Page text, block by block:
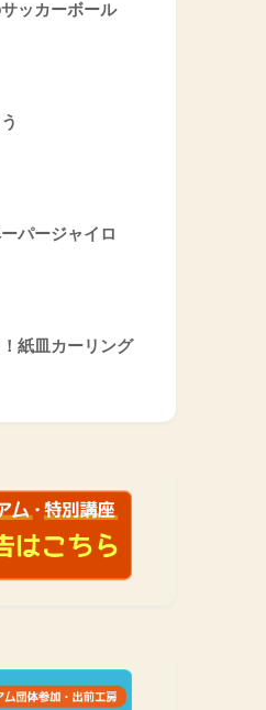
ッカーボール
パージャイロ
紙皿カーリング